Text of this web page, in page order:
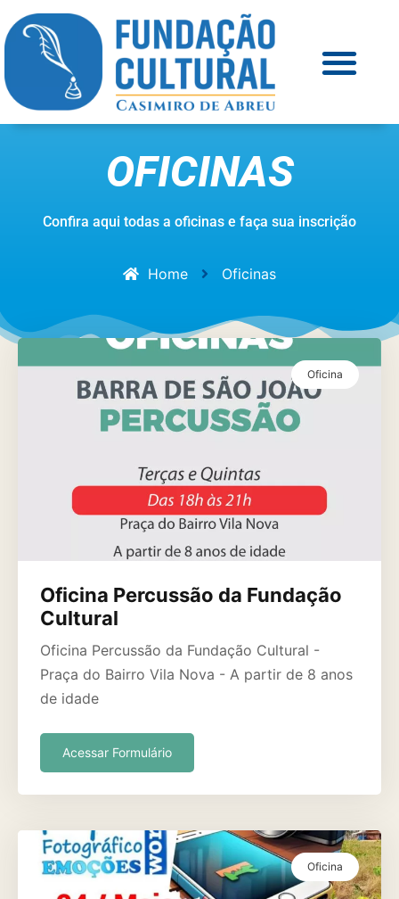
OFICINAS
Confira aqui todas a oficinas e faça sua inscrição
Home Oficinas
Oficina
Oficina Percussão da Fundação
Cultural
Oficina Percussão da Fundação Cultural -
Praça do Bairro Vila Nova - A partir de 8 anos
de idade
Acessar Formulário
Oficina